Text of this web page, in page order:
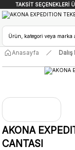
TAKSİT SEÇENEKLERİ
Anasayfa
AKONA
CANTASI